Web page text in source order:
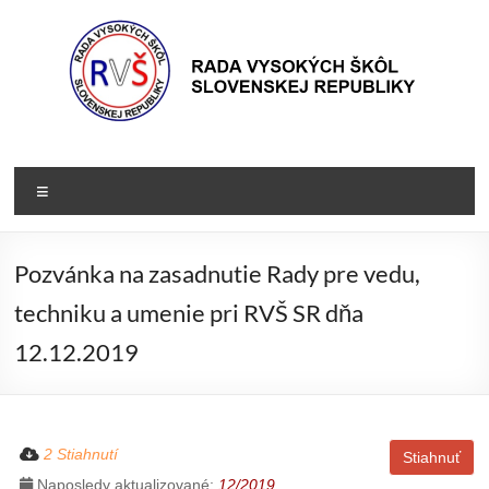
Rada
VŠ
škôl
Pozvánka na zasadnutie Rady pre vedu,
techniku a umenie pri RVŠ SR dňa
12.12.2019
Stiahnuť
2 Stiahnutí
Naposledy aktualizované: 12/2019